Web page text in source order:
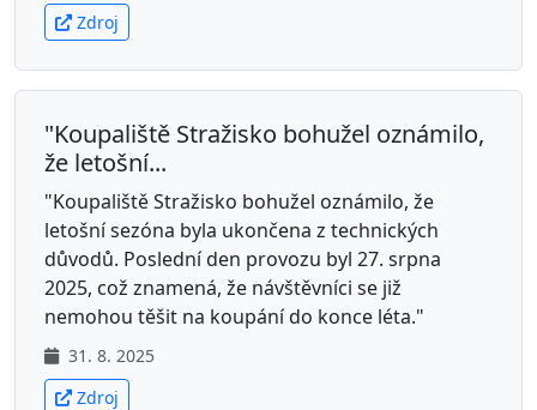
Zdroj
"Koupaliště Stražisko bohužel oznámilo,
že letošní...
"Koupaliště Stražisko bohužel oznámilo, že
letošní sezóna byla ukončena z technických
důvodů. Poslední den provozu byl 27. srpna
2025, což znamená, že návštěvníci se již
nemohou těšit na koupání do konce léta."
31. 8. 2025
Zdroj